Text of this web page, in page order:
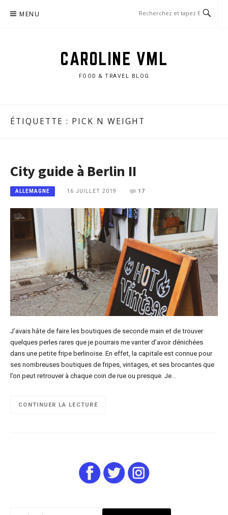
MENU
CAROLINE VML
FOOD & TRAVEL BLOG
ÉTIQUETTE : PICK N WEIGHT
City guide à Berlin II
ALLEMAGNE 16 JUILLET 2019 17
J’avais hâte de faire les boutiques de seconde main et de trouver
quelques perles rares que je pourrais me vanter d’avoir dénichées
dans une petite fripe berlinoise. En effet, la capitale est connue pour
ses nombreuses boutiques de fripes, vintages, et ses brocantes que
l’on peut retrouver à chaque coin de rue ou presque. Je…
CONTINUER LA LECTURE